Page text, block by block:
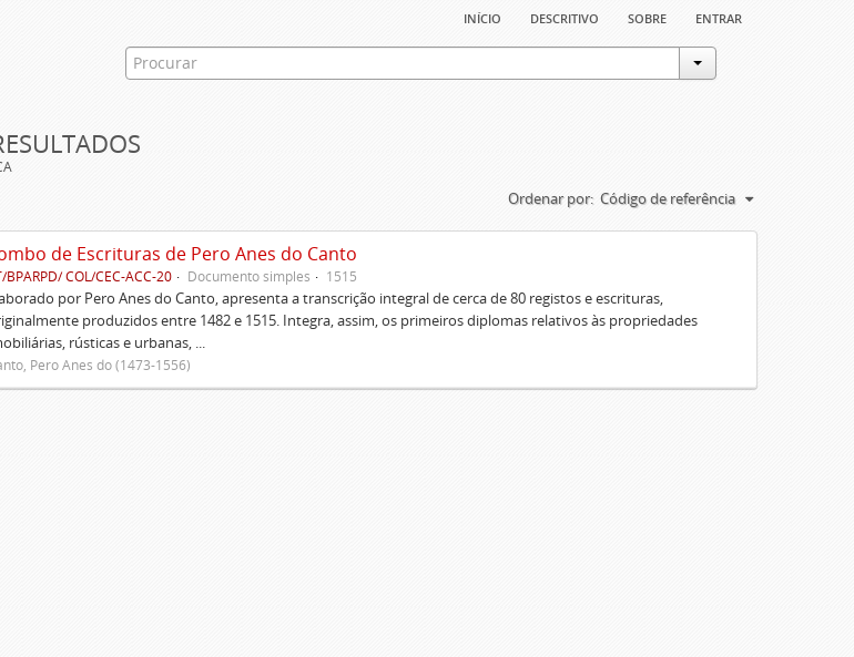
início descritivo sobre entrar
Ordenar por: Código de referência
de Escrituras de Pero Anes do Canto
BPARPD/ COL/CEC-ACC-20 Documento simples 1515
por Pero Anes do Canto, apresenta a transcrição integral de cerca de 80 registos e escrituras,
produzidos entre 1482 e 1515. Integra, assim, os primeiros diplomas relativos às propriedades
rústicas e urbanas, ...
Pero Anes do (1473-1556)